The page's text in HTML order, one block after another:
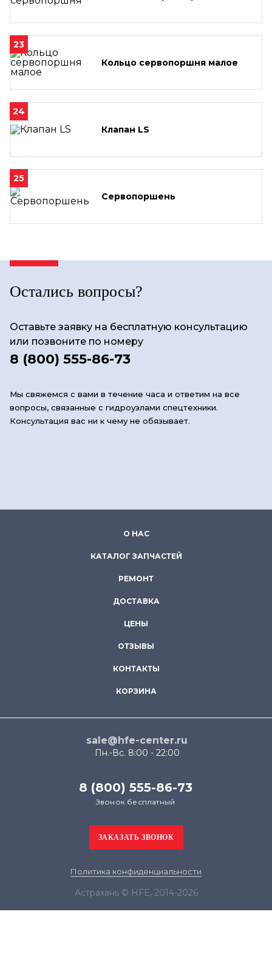
23
Кольцо сервопоршня малое
24
Клапан LS
25
Сервопоршень
Остались вопросы?
Оставьте заявку на бесплатную консультацию
или позвоните по номеру
8 (800) 555-86-73
Мы свяжемся с вами в течение часа и ответим на все
вопросы, связанные с гидроузлами спецтехники.
Консультация вас ни к чему не обязывает.
О НАС
КАТАЛОГ ЗАПЧАСТЕЙ
РЕМОНТ
ДОСТАВКА
ЦЕНЫ
ОТЗЫВЫ
КОНТАКТЫ
КОРЗИНА
sale@hfe-center.ru
Пн.-Вс. 8:00 - 22:00
8 (800) 555-86-73
Звонок бесплатный
Политика конфиденциальности
Астрахань © HFE, 2014-2026